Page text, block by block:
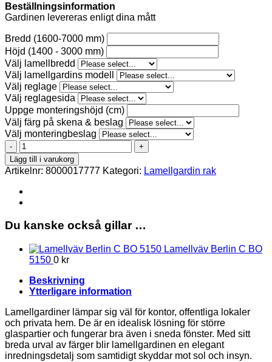
Beställningsinformation
Gardinen levereras enligt dina mått
Bredd (1600-7000 mm)
Höjd (1400 - 3000 mm)
Välj lamellbredd
Välj lamellgardins modell
Välj reglage
Välj reglagesida
Uppge monteringshöjd (cm)
Välj färg på skena & beslag
Välj monteringbeslag
BERLIN
C
BO
5150
Lamellgardin
Rak
Lägg till i varukorg
Artikelnr: 8000017777 Kategori: Lamellgardin rak
Du kanske också gillar …
Lamellväv Berlin C BO
5150 0 kr
Beskrivning
Ytterligare information
Lamellgardiner lämpar sig väl för kontor, offentliga lokaler
och privata hem. De är en idealisk lösning för större
glaspartier och fungerar bra även i sneda fönster. Med sitt
breda urval av färger blir lamellgardinen en elegant
inredningsdetalj som samtidigt skyddar mot sol och insyn.